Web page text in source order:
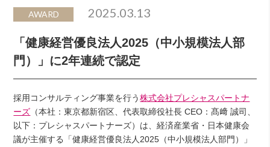
AWARD 2025.03.13
「健康経営優良法人2025（中小規模法人部
門）」に2年連続で認定
採用コンサルティング事業を行う株式会社プレシャスパートナ
ーズ （本社：東京都新宿区、代表取締役社長 CEO：髙﨑 誠司、
以下：プレシャスパートナーズ）は、経済産業省・日本健康会
議が主催する「健康経営優良法人2025（中小規模法人部門）」